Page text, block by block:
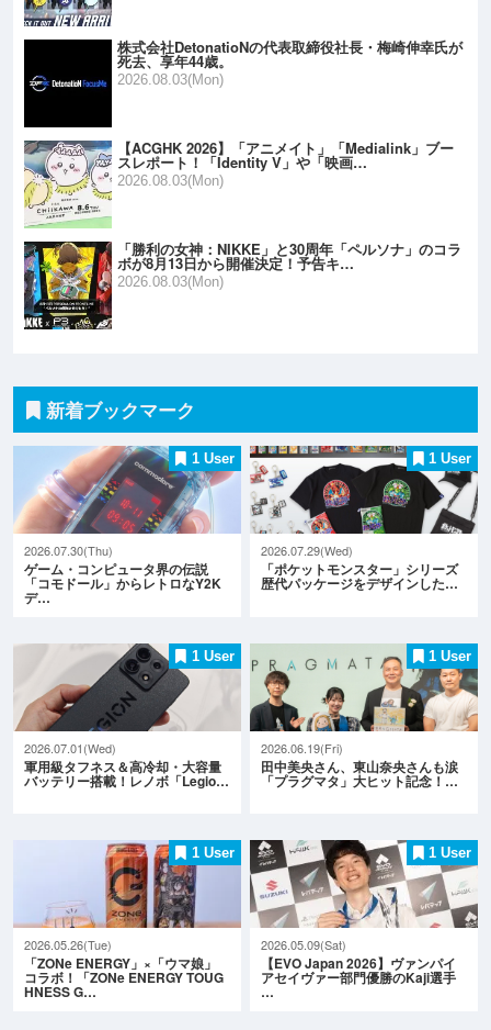
株式会社DetonatioNの代表取締役社長・梅崎伸幸氏が
死去、享年44歳。
2026.08.03(Mon)
【ACGHK 2026】「アニメイト」「Medialink」ブー
スレポート！「Identity V」や「映画…
2026.08.03(Mon)
「勝利の女神：NIKKE」と30周年「ペルソナ」のコラ
ボが8月13日から開催決定！予告キ…
2026.08.03(Mon)
新着ブックマーク
1 User
2026.07.30(Thu)
ゲーム・コンピュータ界の伝説
「コモドール」からレトロなY2K
デ…
1 User
2026.07.29(Wed)
「ポケットモンスター」シリーズ
歴代パッケージをデザインした…
1 User
2026.07.01(Wed)
軍用級タフネス＆高冷却・大容量
バッテリー搭載！レノボ「Legio…
1 User
2026.06.19(Fri)
田中美央さん、東山奈央さんも涙
「プラグマタ」大ヒット記念！…
1 User
2026.05.26(Tue)
「ZONe ENERGY」×「ウマ娘」
コラボ！「ZONe ENERGY TOUG
HNESS G…
1 User
2026.05.09(Sat)
【EVO Japan 2026】ヴァンパイ
アセイヴァー部門優勝のKaji選手
…